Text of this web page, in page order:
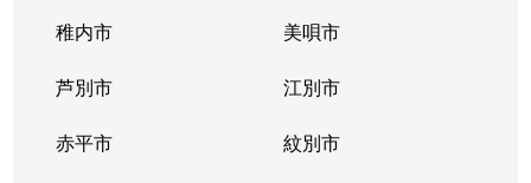
稚内市 美唄市
芦別市 江別市
赤平市 紋別市